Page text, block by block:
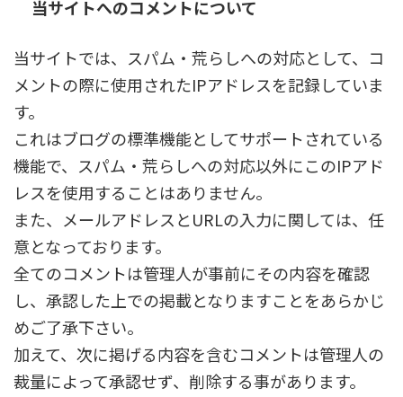
当サイトへのコメントについて
当サイトでは、スパム・荒らしへの対応として、コ
メントの際に使用されたIPアドレスを記録していま
す。
これはブログの標準機能としてサポートされている
機能で、スパム・荒らしへの対応以外にこのIPアド
レスを使用することはありません。
また、メールアドレスとURLの入力に関しては、任
意となっております。
全てのコメントは管理人が事前にその内容を確認
し、承認した上での掲載となりますことをあらかじ
めご了承下さい。
加えて、次に掲げる内容を含むコメントは管理人の
裁量によって承認せず、削除する事があります。